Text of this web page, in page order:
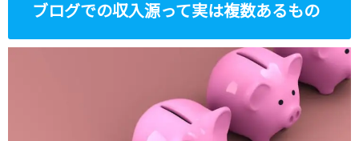
ブログでの収入源って実は複数あるもの